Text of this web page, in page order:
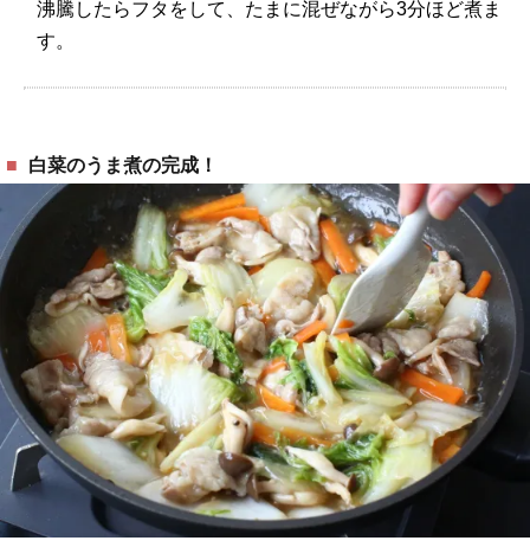
沸騰したらフタをして、たまに混ぜながら3分ほど煮ま
す。
白菜のうま煮の完成！